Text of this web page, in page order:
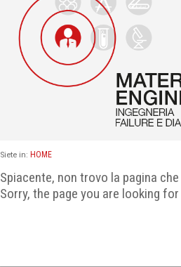
Siete in: HOME
Spiacente, non trovo la pagina
Sorry, the page you are looking for